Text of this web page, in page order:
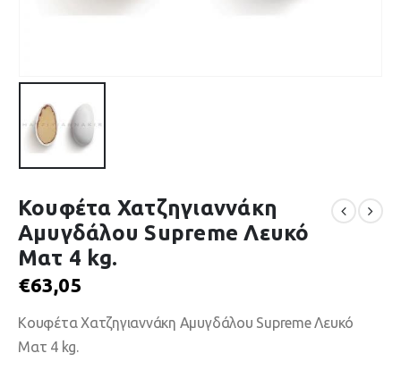
Κουφέτα Χατζηγιαννάκη
Αμυγδάλου Supreme Λευκό
Ματ 4 kg.
€63,05
Κουφέτα Χατζηγιαννάκη Αμυγδάλου Supreme Λευκό
Ματ 4 kg.